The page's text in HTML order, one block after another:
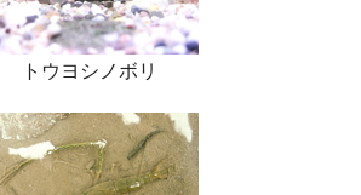
トウヨシノボリ